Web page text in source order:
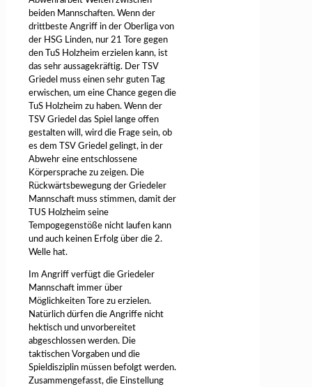
beiden Mannschaften. Wenn der
drittbeste Angriff in der Oberliga von
der HSG Linden, nur 21 Tore gegen
den TuS Holzheim erzielen kann, ist
das sehr aussagekräftig. Der TSV
Griedel muss einen sehr guten Tag
erwischen, um eine Chance gegen die
TuS Holzheim zu haben. Wenn der
TSV Griedel das Spiel lange offen
gestalten will, wird die Frage sein, ob
es dem TSV Griedel gelingt, in der
Abwehr eine entschlossene
Körpersprache zu zeigen. Die
Rückwärtsbewegung der Griedeler
Mannschaft muss stimmen, damit der
TUS Holzheim seine
Tempogegenstöße nicht laufen kann
und auch keinen Erfolg über die 2.
Welle hat.
Im Angriff verfügt die Griedeler
Mannschaft immer über
Möglichkeiten Tore zu erzielen.
Natürlich dürfen die Angriffe nicht
hektisch und unvorbereitet
abgeschlossen werden. Die
taktischen Vorgaben und die
Spieldisziplin müssen befolgt werden.
Zusammengefasst, die Einstellung